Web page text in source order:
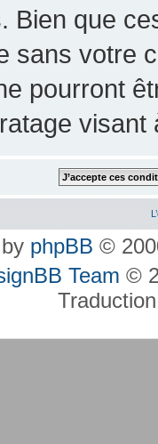
Bien que
sans votre
pourront
phpBB ©
Team ©